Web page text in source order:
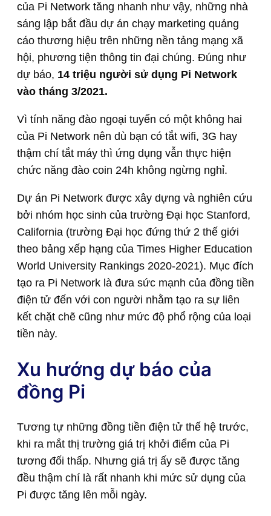
của Pi Network tăng nhanh như vậy, những nhà
sáng lập bắt đầu dự án chạy marketing quảng
cáo thương hiệu trên những nền tảng mạng xã
hội, phương tiện thông tin đại chúng. Đúng như
dự báo, 14 triệu người sử dụng Pi Network
vào tháng 3/2021.
Vì tính năng đào ngoại tuyến có một không hai
của Pi Network nên dù bạn có tắt wifi, 3G hay
thậm chí tắt máy thì ứng dụng vẫn thực hiện
chức năng đào coin 24h không ngừng nghỉ.
Dự án Pi Network được xây dựng và nghiên cứu
bởi nhóm học sinh của trường Đại học Stanford,
California (trường Đại học đứng thứ 2 thế giới
theo bảng xếp hạng của Times Higher Education
World University Rankings 2020-2021). Mục đích
tạo ra Pi Network là đưa sức mạnh của đồng tiền
điện tử đến với con người nhằm tạo ra sự liên
kết chặt chẽ cũng như mức độ phổ rộng của loại
tiền này.
Xu hướng dự báo của
đồng Pi
Tương tự những đồng tiền điện tử thế hệ trước,
khi ra mắt thị trường giá trị khởi điểm của Pi
tương đối thấp. Nhưng giá trị ấy sẽ được tăng
đều thậm chí là rất nhanh khi mức sử dụng của
Pi được tăng lên mỗi ngày.